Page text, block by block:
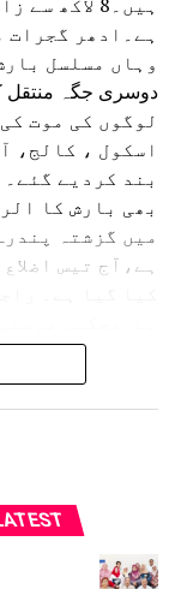
ہے۔ادھر گجرات
لوگوں کی موت
اسکول ، کالج،
بند کردیے
بھی بارش کا
میں گزشتہ
ہے،آج تیس
لئے الرٹ جاری
میں لینڈ
اب چھ دنوں کے
امرناتھ یاترا